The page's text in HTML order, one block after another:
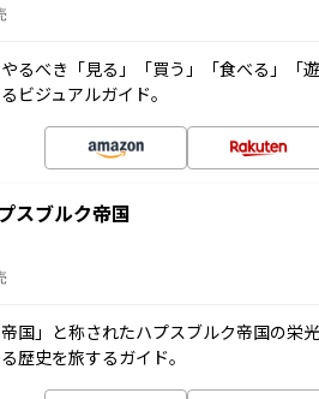
るべき「見る」「買う」「食べる」「
ビジュアルガイド。
スブルク帝国
帝国」と称されたハプスブルク帝国の栄
歴史を旅するガイド。